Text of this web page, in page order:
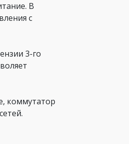
В
с
3-го
коммутатор